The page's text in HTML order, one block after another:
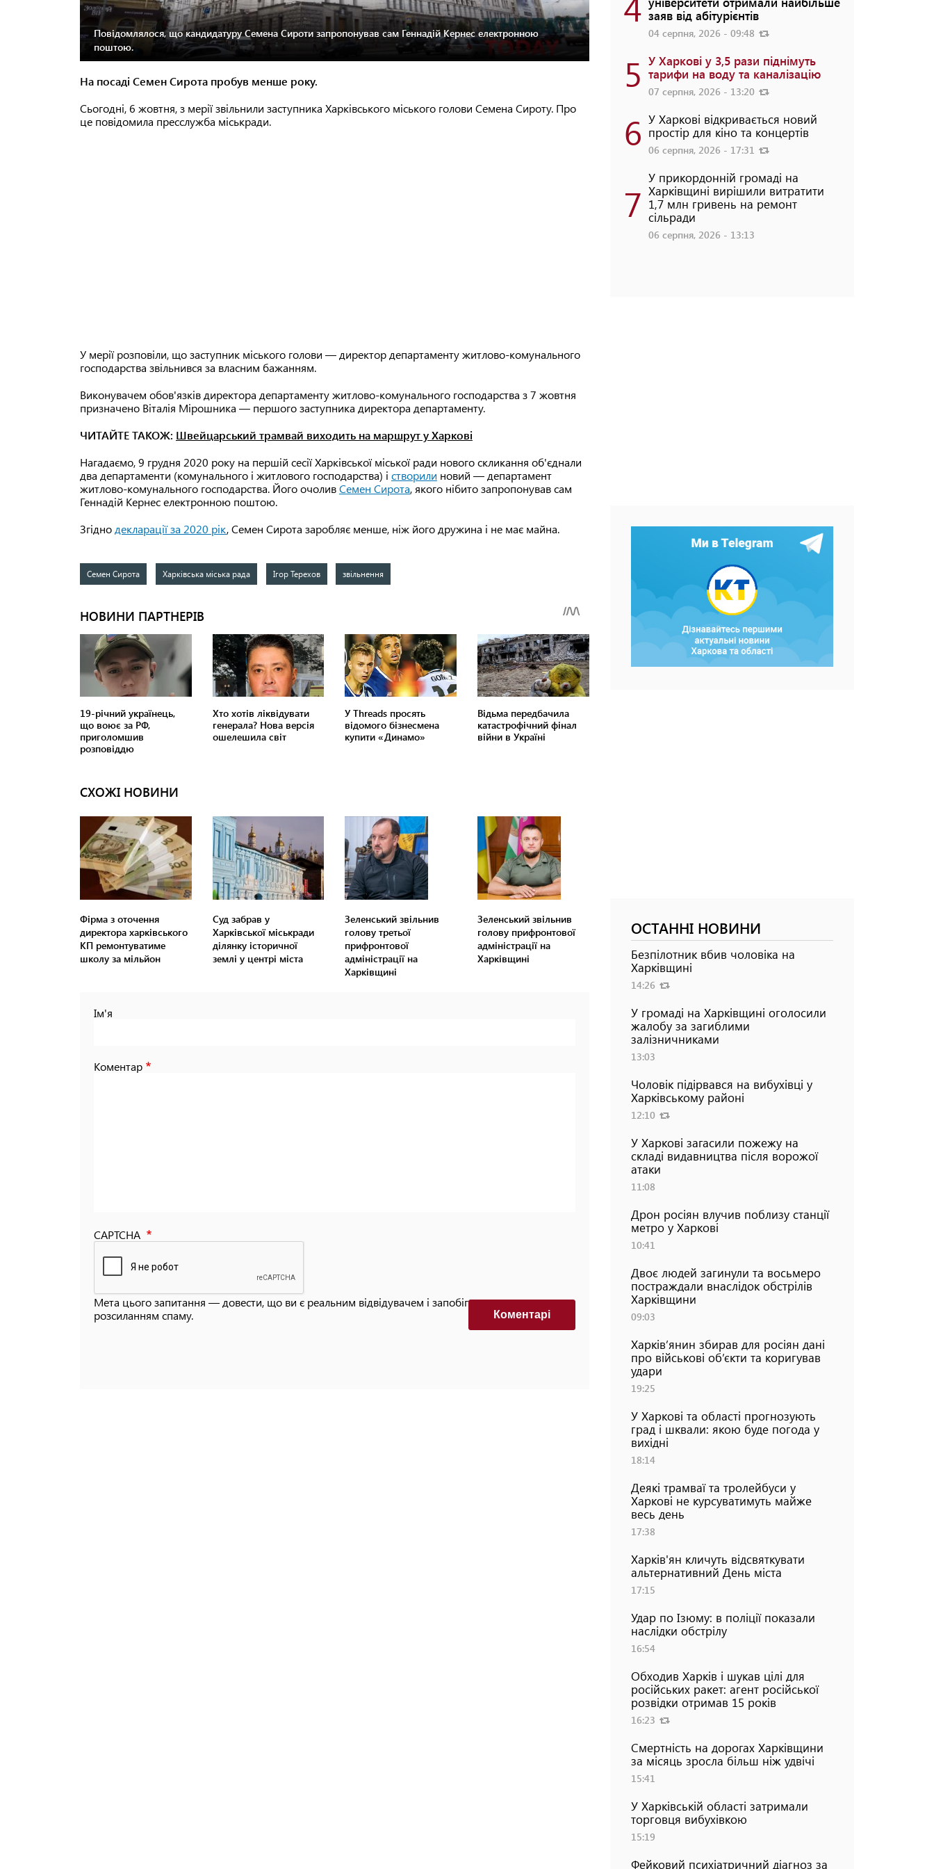
Повідомлялося, що кандидатуру Семена Сироти запропонував сам Геннадій Кернес електронною
поштою.
На посаді Семен Сирота пробув менше року.
Сьогодні, 6 жовтня, з мерії звільнили заступника Харківського міського голови Семена Сироту. Про
це повідомила пресслужба міськради.
У мерії розповіли, що заступник міського голови — директор департаменту житлово-комунального
господарства звільнився за власним бажанням.
Виконувачем обов'язків директора департаменту житлово-комунального господарства з 7 жовтня
призначено Віталія Мірошника — першого заступника директора департаменту.
ЧИТАЙТЕ ТАКОЖ: Швейцарський трамвай виходить на маршрут у Харкові
Нагадаємо, 9 грудня 2020 року на першій сесії Харківської міської ради нового скликання об'єднали
два департаменти (комунального і житлового господарства) і створили новий — департамент
житлово-комунального господарства. Його очоливСемен Сирота, якого нібито запропонував сам
Геннадій Кернес електронною поштою.
Згідно декларації за 2020 рік, Семен Сирота заробляє менше, ніж його дружина і не має майна.
Семен Сирота Харківська міська рада Ігор Терехов звільнення
СХОЖІ НОВИНИ
Фірма з оточення
директора харківського
КП ремонтуватиме
школу за мільйон
Суд забрав у
Харківської міськради
ділянку історичної
землі у центрі міста
Зеленський звільнив
голову третьої
прифронтової
адміністрації на
Харківщині
Зеленський звільнив
голову прифронтової
адміністрації на
Харківщині
Ім'я
Коментар
CAPTCHA
Мета цього запитання — довести, що ви є реальним відвідувачем і запобігти автоматизованим
розсиланням спаму.
Коментарi
заяв від абітурієнтів
04 серпня, 2026 - 09:48
5 У Харкові у 3,5 рази піднімуть
тарифи на воду та каналізацію
07 серпня, 2026 - 13:20
6 У Харкові відкривається новий
простір для кіно та концертів
06 серпня, 2026 - 17:31
7
У прикордонній громаді на
Харківщині вирішили витратити
1,7 млн гривень на ремонт
сільради
06 серпня, 2026 - 13:13
ОСТАННІ НОВИНИ
Безпілотник вбив чоловіка на
Харківщині
14:26
У громаді на Харківщині оголосили
жалобу за загиблими
залізничниками
13:03
Чоловік підірвався на вибухівці у
Харківському районі
12:10
У Харкові загасили пожежу на
складі видавництва після ворожої
атаки
11:08
Дрон росіян влучив поблизу станції
метро у Харкові
10:41
Двоє людей загинули та восьмеро
постраждали внаслідок обстрілів
Харківщини
09:03
Харків’янин збирав для росіян дані
про військові об’єкти та коригував
удари
19:25
У Харкові та області прогнозують
град і шквали: якою буде погода у
вихідні
18:14
Деякі трамваї та тролейбуси у
Харкові не курсуватимуть майже
весь день
17:38
Харків'ян кличуть відсвяткувати
альтернативний День міста
17:15
Удар по Ізюму: в поліції показали
наслідки обстрілу
16:54
Обходив Харків і шукав цілі для
російських ракет: агент російської
розвідки отримав 15 років
16:23
Смертність на дорогах Харківщини
за місяць зросла більш ніж удвічі
15:41
У Харківській області затримали
торговця вибухівкою
15:19
Фейковий психіатричний діагноз за